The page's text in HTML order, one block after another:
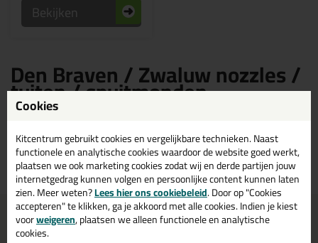
Bekijken
Den Braven / Zwaluw nozzles /
tuiten / spuitmonden -
Kitcentrum.nl
Bestel al je nozzles / tuiten / spuitmonden van het merk Den Braven /
Zwaluw bij Kitcentrum.nl - gewoon uit voorraad geleverd, vandaag
besteld, morgen in huis!
Voor 21:00 uur besteld
morgen in huis
Gratisbezorging inNL & BE
vanaf75,-
Cookies
Kitcentrum gebruikt cookies en vergelijkbare technieken. Naast
functionele en analytische cookies waardoor de website goed werkt,
plaatsen we ook marketing cookies zodat wij en derde partijen jouw
internetgedrag kunnen volgen en persoonlijke content kunnen laten
zien. Meer weten?Lees hier ons cookiebeleid. Door op "Cookies
accepteren" te klikken, ga je akkoord met alle cookies. Indien je kiest
voorweigeren, plaatsen we alleen functionele en analytische
cookies.